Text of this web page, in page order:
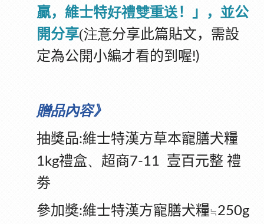
贏，維士特好禮雙重送！」， 並公
開分享(注意分享此篇貼文，需設
定為公開小編才看的到喔!)
贈品內容》
抽獎品:維士特漢方草本寵膳犬糧
1kg禮盒、 超商7-11 壹百元整 禮
劵
參加獎:維士特漢方寵膳犬糧≒250g